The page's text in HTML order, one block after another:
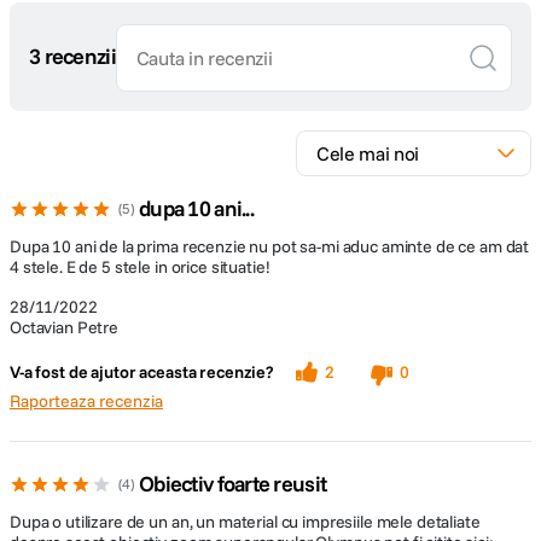
DETALII PRODUCATOR
3 recenzii
5 dupa 10 ani...
28/11/2022
Octavian Petre
Dupa 10 ani de la prima recenzie nu pot sa-mi aduc aminte de ce am dat
4 stele. E de 5 stele in orice situatie!
V-a fost de ajutor aceasta recenzie? 2
0
Raporteaza recenzia
4 Obiectiv foarte reusit
Dupa o utilizare de un an, un material cu impresiile mele detaliate